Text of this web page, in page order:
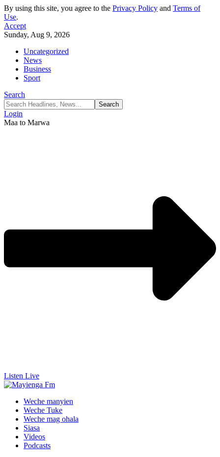
By using this site, you agree to the Privacy Policy and Terms of
Use.
Accept
Sunday, Aug 9, 2026
Uncategorized
News
Business
Sport
Search
Login
Maa to Marwa
Listen Live
Weche manyien
Weche Tuke
Weche mag ohala
Siasa
Videos
Podcasts